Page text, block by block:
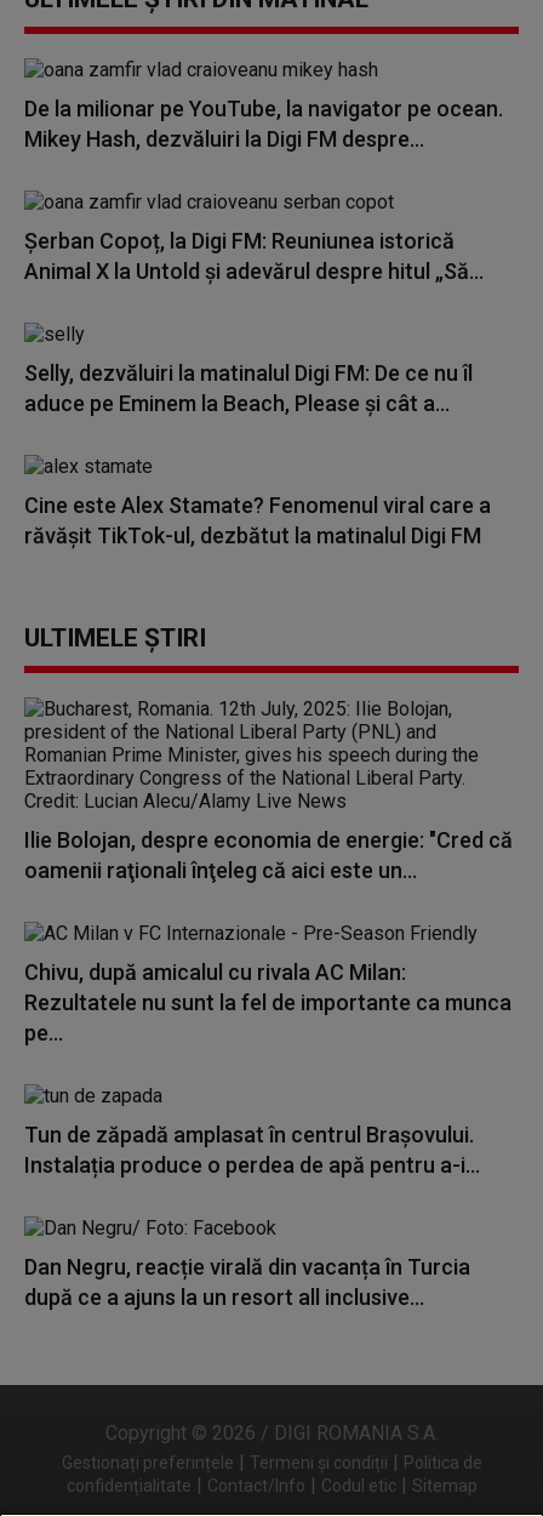
De la milionar pe YouTube, la navigator pe ocean.
Mikey Hash, dezvăluiri la Digi FM despre...
Șerban Copoț, la Digi FM: Reuniunea istorică
Animal X la Untold și adevărul despre hitul „Să...
Selly, dezvăluiri la matinalul Digi FM: De ce nu îl
aduce pe Eminem la Beach, Please și cât a...
Cine este Alex Stamate? Fenomenul viral care a
răvășit TikTok-ul, dezbătut la matinalul Digi FM
ULTIMELE ȘTIRI
Ilie Bolojan, despre economia de energie: "Cred că
oamenii raţionali înţeleg că aici este un...
Chivu, după amicalul cu rivala AC Milan:
Rezultatele nu sunt la fel de importante ca munca
pe...
Tun de zăpadă amplasat în centrul Brașovului.
Instalația produce o perdea de apă pentru a-i...
Dan Negru, reacție virală din vacanța în Turcia
după ce a ajuns la un resort all inclusive...
Copyright © 2026 / DIGI ROMANIA S.A.
Gestionați preferințele | Termeni și condiții | Politica de
confidențialitate | Contact/Info | Codul etic | Sitemap